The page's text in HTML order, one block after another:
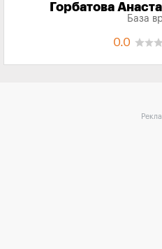
Горбатова
База
0.0